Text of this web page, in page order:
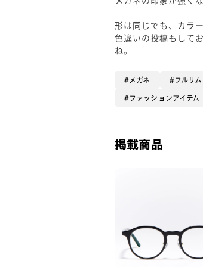
形は同じでも、カラ
色違いの投稿もして
ね。
メガネ フルリム
ファッションアイテム
掲載商品